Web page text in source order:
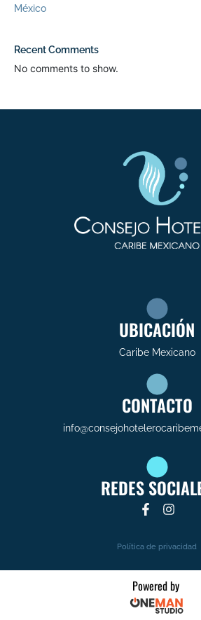
México
Recent Comments
No comments to show.
UBICACIÓN
Caribe Mexicano
CONTACTO
REDES
Política de privacidad
Powered by